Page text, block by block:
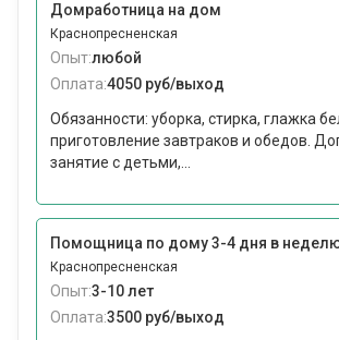
Домработница на дом
Краснопресненская
Опыт:любой
Оплата:4050 руб/выход
Обязанности: уборка, стирка, глажка
приготовление завтраков и обедов.
занятие с детьми,...
Помощница по дому 3-4 дня в
Краснопресненская
Опыт:3-10 лет
Оплата:3500 руб/выход